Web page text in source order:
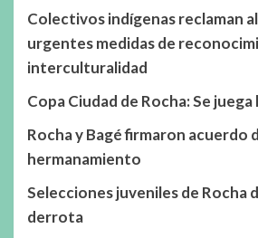
Colectivos indígenas reclaman
urgentes medidas de
interculturalidad
Copa Ciudad de Rocha: Se
Rocha y Bagé firmaron acuerdo
hermanamiento
Selecciones juveniles de Rocha
derrota